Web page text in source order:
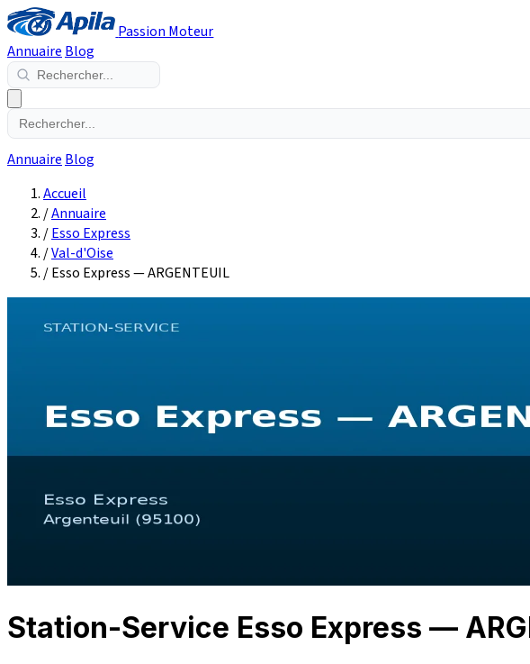
Passion Moteur
Annuaire Blog
Annuaire Blog
Accueil
/Annuaire
/Esso Express
/Val-d'Oise
/Esso Express — ARGENTEUIL
Station-Service Esso Express —